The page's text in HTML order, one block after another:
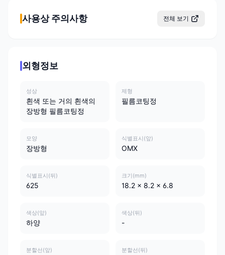
사용상 주의사항 전체 보기
외형정보
성상
흰색 또는 거의 흰색의
장방형 필름코팅정
제형
필름코팅정
모양
장방형
식별표시(앞)
OMX
식별표시(뒤)
625
크기(mm)
18.2 x 8.2 x 6.8
색상(앞)
하양
색상(뒤)
-
분할선(앞) 분할선(뒤)